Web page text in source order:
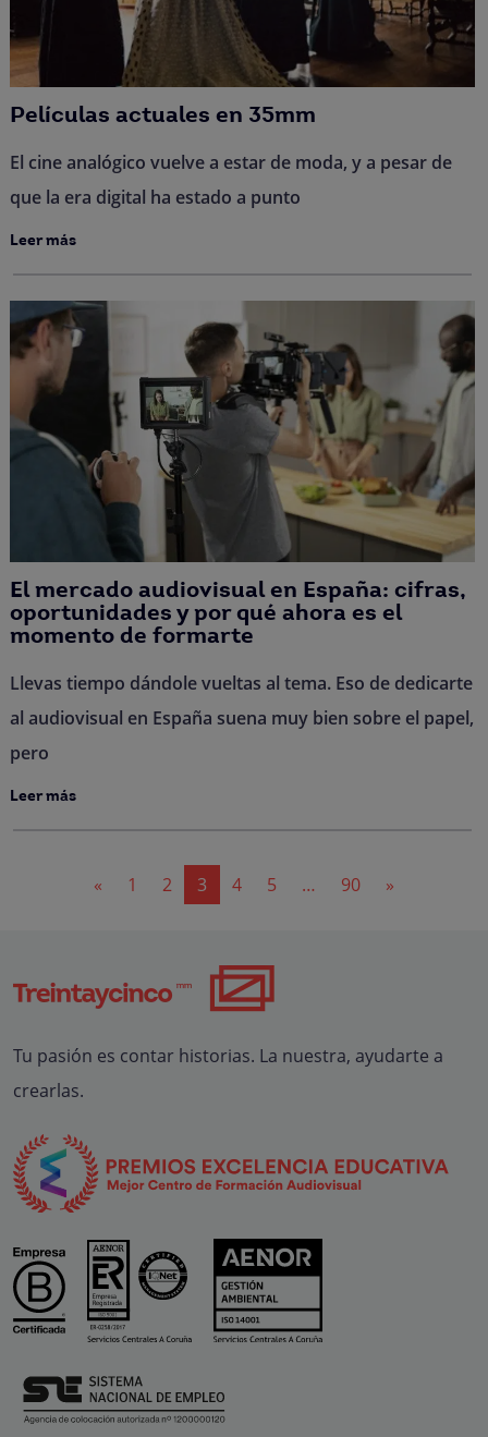
Películas actuales en 35mm
El cine analógico vuelve a estar de moda, y a pesar de
que la era digital ha estado a punto
Leer más
El mercado audiovisual en España: cifras,
oportunidades y por qué ahora es el
momento de formarte
Llevas tiempo dándole vueltas al tema. Eso de dedicarte
al audiovisual en España suena muy bien sobre el papel,
pero
Leer más
Navegación
« 1 2 3 4 5 … 90 »
Tu pasión es contar historias. La nuestra, ayudarte a
crearlas.